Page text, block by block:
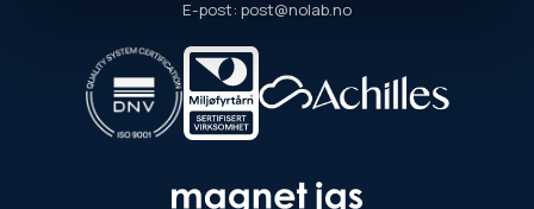
E-post: post@nolab.no